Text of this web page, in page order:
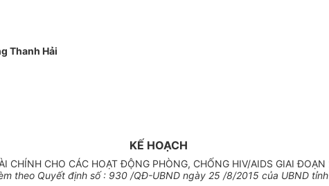
Thanh Hải
KẾ HOẠCH
CHÍNH CHO CÁC HOẠT ĐỘNG PHÒNG, CHỐNG HIV/AIDS GIAI
theo Quyết định số : 930 /QĐ-UBND ngày 25 /8/2015 của UBND